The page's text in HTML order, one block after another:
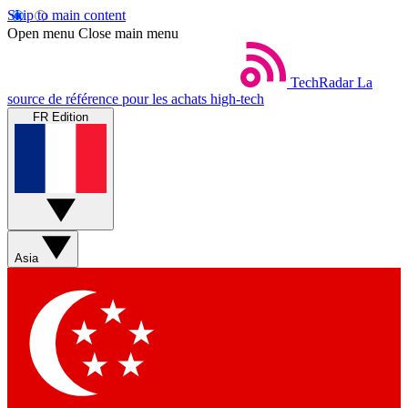
Skip to main content
Open menu Close main menu
TechRadar La
source de référence pour les achats high-tech
FR Edition
Asia